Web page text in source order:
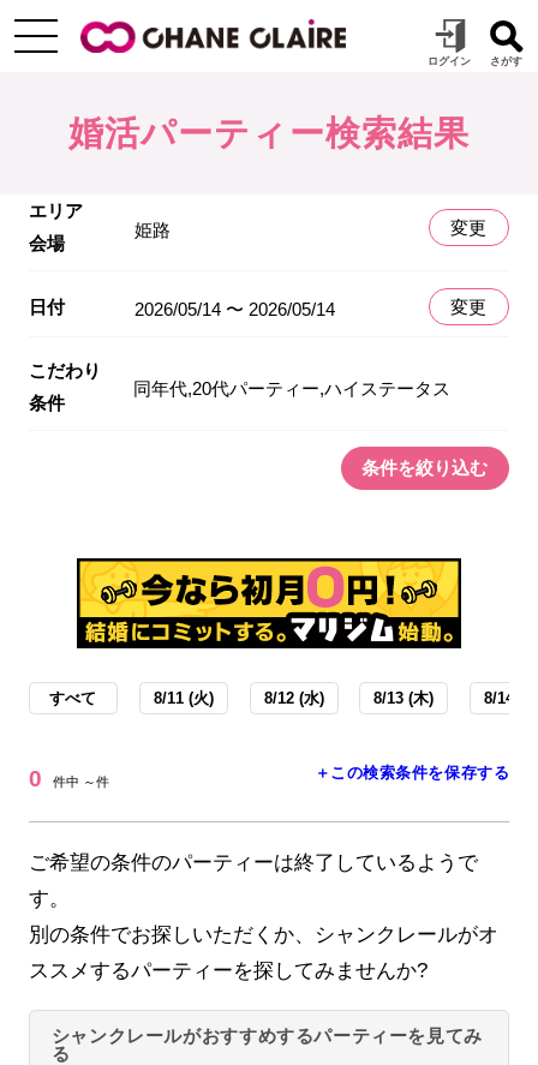
婚活パーティー検索結果
エリア
会場
姫路 変更
日付 2026/05/14 〜 2026/05/14 変更
こだわり
条件
同年代,20代パーティー,ハイステータス
条件を絞り込む
すべて 8/11 (火) 8/12 (水) 8/13 (木) 8/14 (
0 件中 ～件 ＋この検索条件を保存する
ご希望の条件のパーティーは終了しているようで
す。
別の条件でお探しいただくか、シャンクレールがオ
ススメするパーティーを探してみませんか?
シャンクレールがおすすめするパーティーを見てみ
る